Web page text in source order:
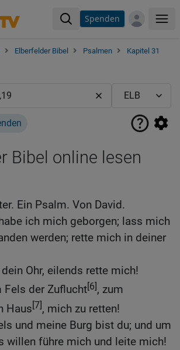
Spenden
Elberfelder Bibel Psalmen
Kapitel 31
Bibel online lesen
Ein Psalm. Von David.
ich mich geborgen; lass mich
werden; rette mich in deiner
Ohr, eilends rette mich!
Fels der Zuflucht[6], zum
Haus[7], mich zu retten!
und meine Burg bist du; und um
willen führe mich und leite mich!